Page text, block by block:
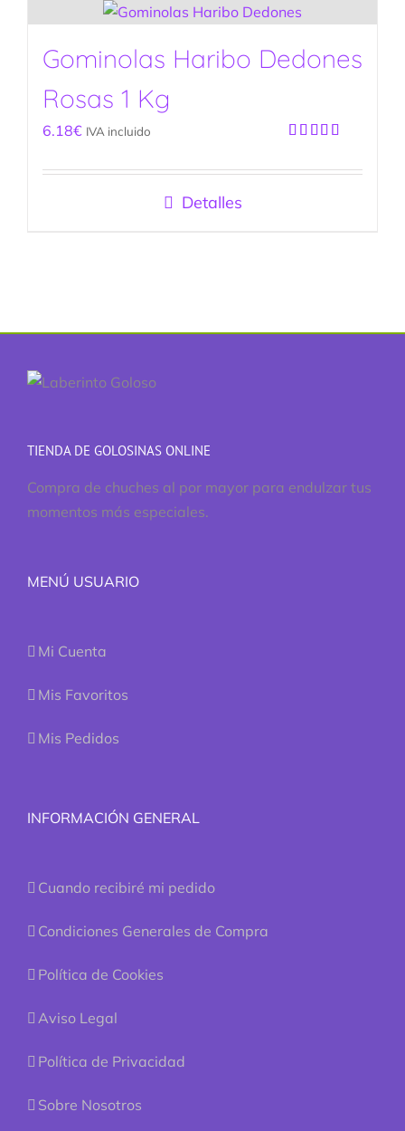
Gominolas Haribo Dedones
Rosas 1 Kg
con5.00de
6.18€ IVA incluido
Detalles
TIENDA DE GOLOSINAS ONLINE
Compra de chuches al por mayor para endulzar tus
momentos más especiales.
MENÚ USUARIO
Mi Cuenta
Mis Favoritos
Mis Pedidos
INFORMACIÓN GENERAL
Cuando recibiré mi pedido
Condiciones Generales de Compra
Política de Cookies
Aviso Legal
Política de Privacidad
Sobre Nosotros